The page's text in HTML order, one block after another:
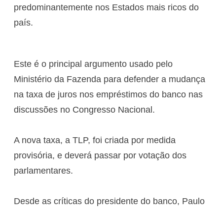
predominantemente nos Estados mais ricos do
país.
Este é o principal argumento usado pelo
Ministério da Fazenda para defender a mudança
na taxa de juros nos empréstimos do banco nas
discussões no Congresso Nacional.
A nova taxa, a TLP, foi criada por medida
provisória, e deverá passar por votação dos
parlamentares.
Desde as críticas do presidente do banco, Paulo